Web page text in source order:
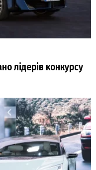
лідерів конкурсу